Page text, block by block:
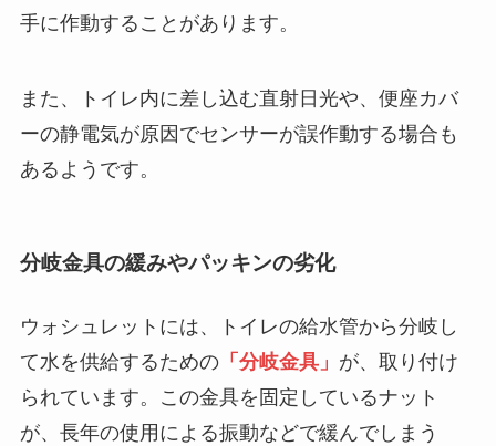
手に作動することがあります。
また、トイレ内に差し込む直射日光や、便座カバ
ーの静電気が原因でセンサーが誤作動する場合も
あるようです。
分岐金具の緩みやパッキンの劣化
ウォシュレットには、トイレの給水管から分岐し
て水を供給するための「分岐金具」 が、取り付け
られています。この金具を固定しているナット
が、長年の使用による振動などで緩んでしまう